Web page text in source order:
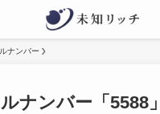
ナンバー
ナンバー「5588